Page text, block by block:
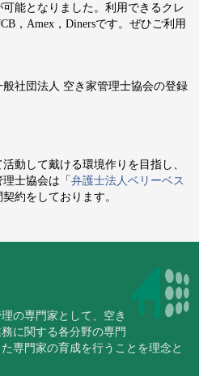
能となりました。利用できるクレ
，Amex，Dinersです。ぜひご利用
般社団法人 空き家管理士協会の登録
動して戴ける環境作りを目指し、
士協会は「弁護士法人ベリーベス
契約をしております。
の専門家として、空き
に関する各分野の専門
専門家の育成を行うことを理念と